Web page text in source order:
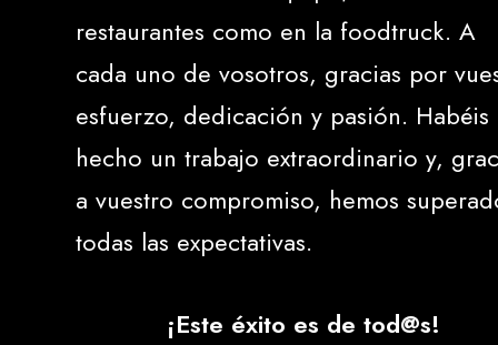
restaurantes como en la foodtruck. A
cada uno de vosotros, gracias por
esfuerzo, dedicación y pasión. Habéis
hecho un trabajo extraordinario y,
a vuestro compromiso, hemos
todas las expectativas.
¡Este éxito es de tod@s!